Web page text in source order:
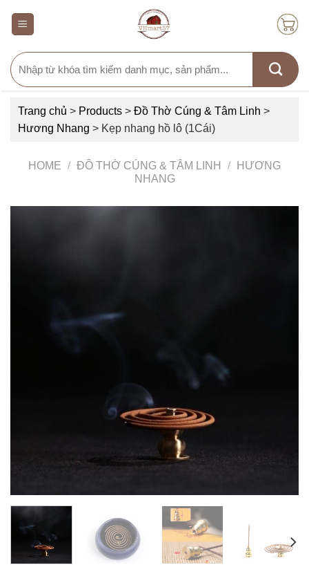
Search
for:
Trang chủ > Products > Đồ Thờ Cúng & Tâm Linh >
Hương Nhang > Kẹp nhang hồ lô (1Cái)
HOME / ĐỒ THỜ CÚNG & TÂM LINH /
HƯƠNG
NHANG